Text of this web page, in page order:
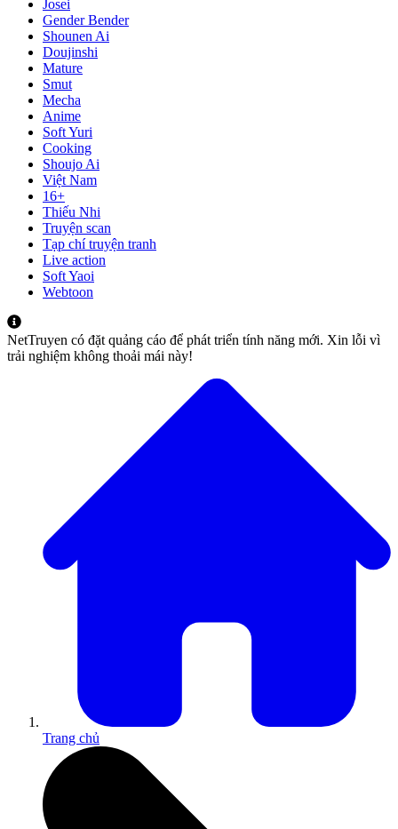
Josei
Gender Bender
Shounen Ai
Doujinshi
Mature
Smut
Mecha
Anime
Soft Yuri
Cooking
Shoujo Ai
Việt Nam
16+
Thiếu Nhi
Truyện scan
Tạp chí truyện tranh
Live action
Soft Yaoi
Webtoon
NetTruyen có đặt quảng cáo để phát triển tính năng mới. Xin lỗi vì
trải nghiệm không thoải mái này!
Trang chủ